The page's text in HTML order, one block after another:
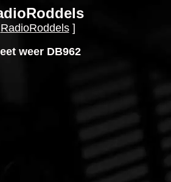
RadioRoddels]
weer DB962